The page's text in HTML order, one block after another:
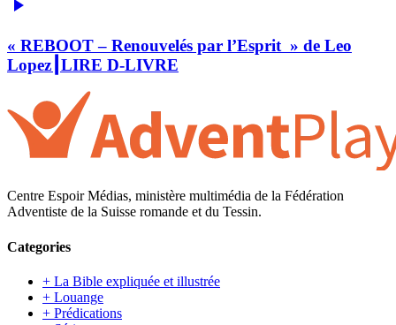
« REBOOT – Renouvelés par l’Esprit » de Leo
Lopez┃LIRE D-LIVRE
Centre Espoir Médias, ministère multimédia de la Fédération
Adventiste de la Suisse romande et du Tessin.
Categories
+ La Bible expliquée et illustrée
+ Louange
+ Prédications